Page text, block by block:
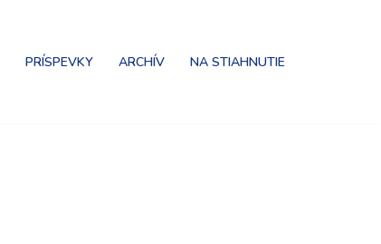
PRÍSPEVKY ARCHÍV NA STIAHNUTIE